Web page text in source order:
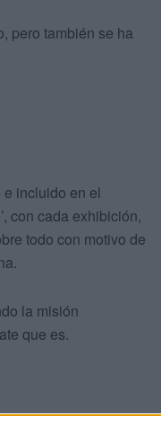
pero también se ha
incluido en el
con cada exhibición,
todo con motivo de
la misión
que es.